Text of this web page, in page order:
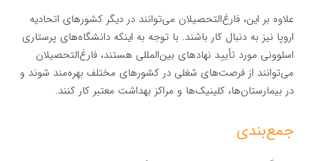
علاوه بر این، فارغ‌التحصیلان می‌توانند در دیگر کشورهای اتحادیه
اروپا نیز به دنبال کار باشند. با توجه به اینکه دانشگاه‌های پرستاری
اسلوونی مورد تأیید نهادهای بین‌المللی هستند، فارغ‌التحصیلان
می‌توانند از فرصت‌های شغلی در کشورهای مختلف بهره‌مند شوند و
در بیمارستان‌ها، کلینیک‌ها و مراکز بهداشت معتبر کار کنند.
جمع‌بندی